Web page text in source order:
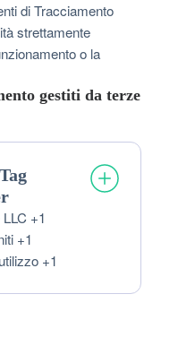
di Tracciamento
strettamente
o la
gestiti da terze
+1
+1
+1